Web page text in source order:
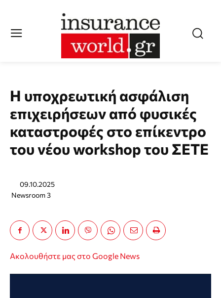
Η υποχρεωτική ασφάλιση
επιχειρήσεων από φυσικές
καταστροφές στο επίκεντρο
του νέου workshop του ΣΕΤΕ
09.10.2025
Newsroom 3
Ακολουθήστε μας στο Google News